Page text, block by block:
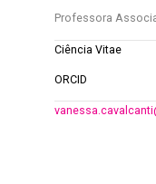
Professora
Ciência Vitae
ORCID